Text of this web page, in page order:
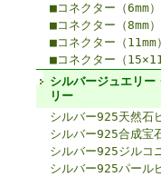
■コネクター（6mm）
■コネクター（8mm）
■コネクター（11mm）
■コネクター（
シルバージュエリ
リー
シルバー925天然石
シルバー925合成宝
シルバー925ジルコ
シルバー925パール